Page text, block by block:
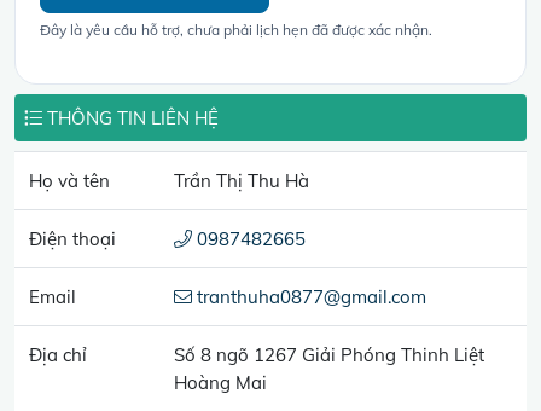
Đây là yêu cầu hỗ trợ, chưa phải lịch hẹn đã được xác nhận.
THÔNG TIN LIÊN HỆ
Họ và tên Trần Thị Thu Hà
Điện thoại 0987482665
Email tranthuha0877@gmail.com
Địa chỉ
Số 8 ngõ 1267 Giải Phóng Thinh Liệt
Hoàng Mai